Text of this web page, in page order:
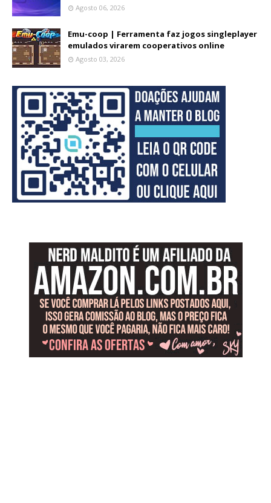
Agosto 06, 2026
Emu-coop | Ferramenta faz jogos singleplayer
emulados virarem cooperativos online
Agosto 03, 2026